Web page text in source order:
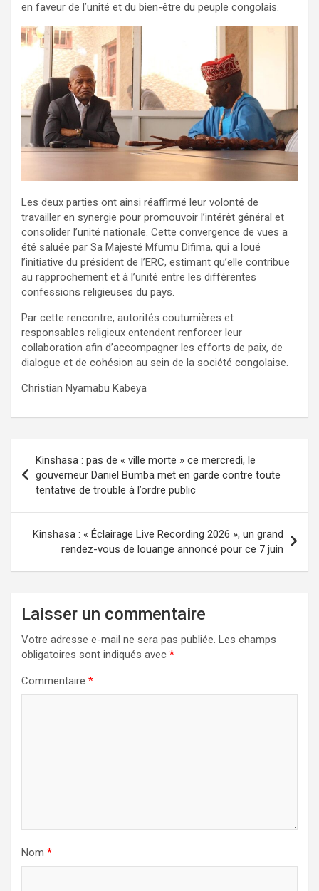
en faveur de l’unité et du bien-être du peuple congolais.
Les deux parties ont ainsi réaffirmé leur volonté de
travailler en synergie pour promouvoir l’intérêt général et
consolider l’unité nationale. Cette convergence de vues a
été saluée par Sa Majesté Mfumu Difima, qui a loué
l’initiative du président de l’ERC, estimant qu’elle contribue
au rapprochement et à l’unité entre les différentes
confessions religieuses du pays.
Par cette rencontre, autorités coutumières et
responsables religieux entendent renforcer leur
collaboration afin d’accompagner les efforts de paix, de
dialogue et de cohésion au sein de la société congolaise.
Christian Nyamabu Kabeya
de
l’article
Kinshasa : pas de « ville morte » ce mercredi, le
gouverneur Daniel Bumba met en garde contre toute
tentative de trouble à l’ordre public
Kinshasa : « Éclairage Live Recording 2026 », un grand
rendez-vous de louange annoncé pour ce 7 juin
Laisser un commentaire
Votre adresse e-mail ne sera pas publiée. Les champs
obligatoires sont indiqués avec *
Commentaire *
Nom *